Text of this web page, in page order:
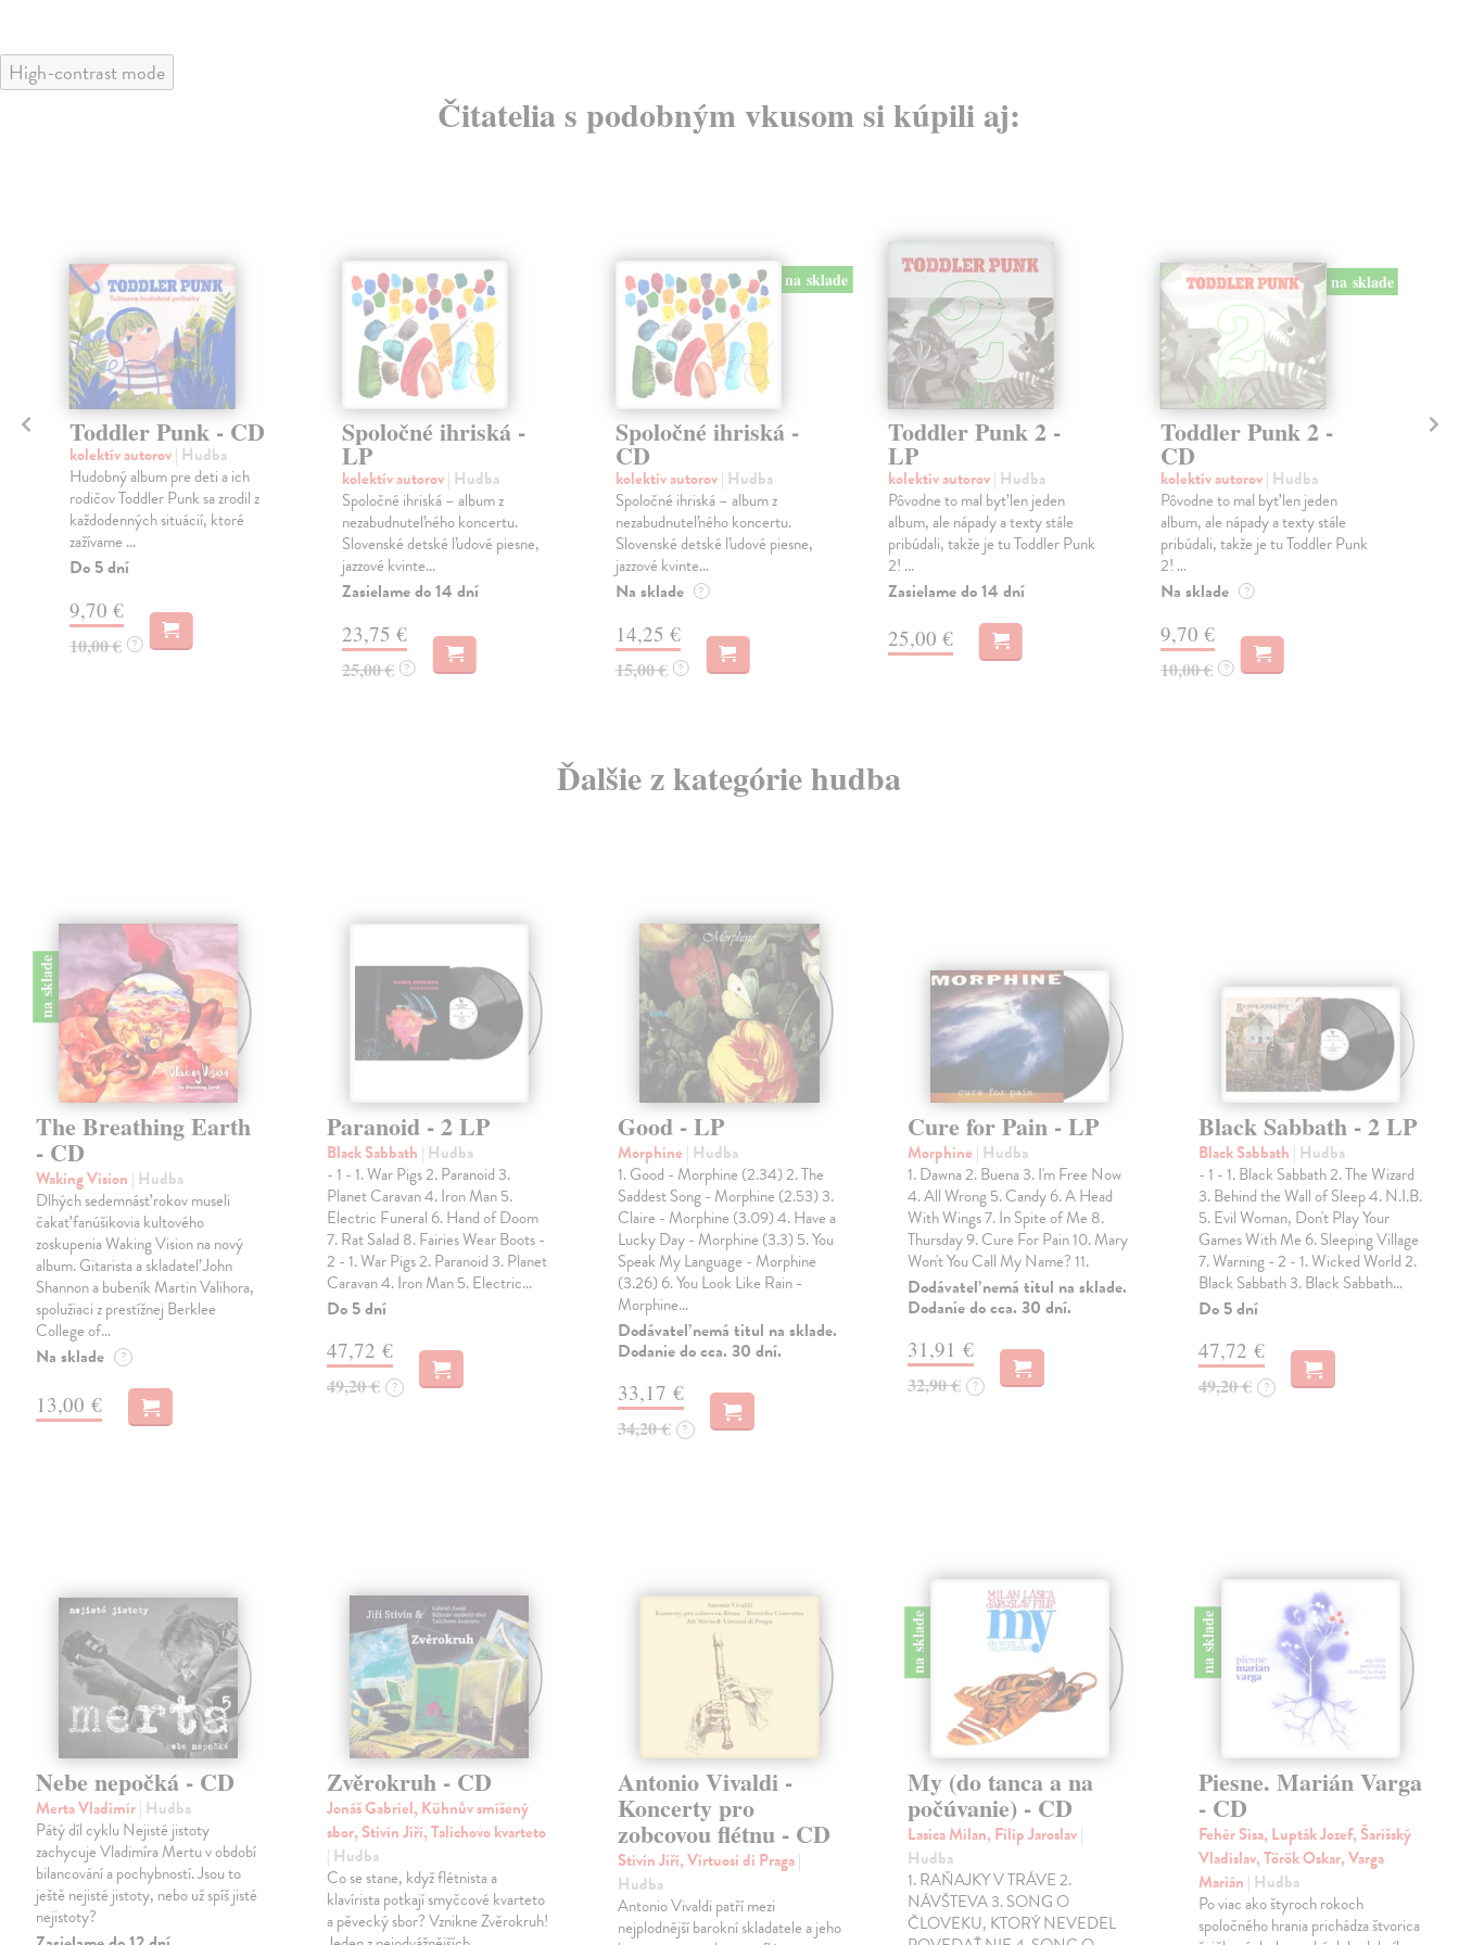
High-contrast mode
Čitatelia s podobným vkusom si kúpili aj:
Toddler Punk - CD
kolektív autorov| Hudba
Hudobný album pre deti a ich
rodičov Toddler Punk sa zrodil z
každodenných situácií, ktoré
zažívame ...
Do 5 dní
9,70 €
10,00 € ?
Spoločné ihriská -
LP
kolektív autorov| Hudba
Spoločné ihriská – album z
nezabudnuteľného koncertu.
Slovenské detské ľudové piesne,
jazzové kvinte...
Zasielame do 14 dní
23,75 €
25,00 € ?
na sklade
Spoločné ihriská -
CD
kolektív autorov| Hudba
Spoločné ihriská – album z
nezabudnuteľného koncertu.
Slovenské detské ľudové piesne,
jazzové kvinte...
Na sklade ?
14,25 €
15,00 € ?
Toddler Punk 2 -
LP
kolektív autorov| Hudba
Pôvodne to mal byť len jeden
album, ale nápady a texty stále
pribúdali, takže je tu Toddler Punk
2! ...
Zasielame do 14 dní
25,00 €
na sklade
Toddler Punk 2 -
CD
kolektív autorov| Hudba
Pôvodne to mal byť len jeden
album, ale nápady a texty stále
pribúdali, takže je tu Toddler Punk
2! ...
Na sklade ?
9,70 €
10,00 € ?
Ďalšie z kategórie hudba
na sklade
The Breathing Earth
- CD
Waking Vision | Hudba
Dlhých sedemnásť rokov museli
čakať fanúšikovia kultového
zoskupenia Waking Vision na nový
album. Gitarista a skladateľ John
Shannon a bubeník Martin Valihora,
spolužiaci z prestížnej Berklee
College of…
Na sklade ?
13,00 €
Paranoid - 2 LP
Black Sabbath | Hudba
- 1 - 1. War Pigs 2. Paranoid 3.
Planet Caravan 4. Iron Man 5.
Electric Funeral 6. Hand of Doom
7. Rat Salad 8. Fairies Wear Boots -
2 - 1. War Pigs 2. Paranoid 3. Planet
Caravan 4. Iron Man 5. Electric…
Do 5 dní
47,72 €
49,20 € ?
Good - LP
Morphine | Hudba
1. Good - Morphine (2.34) 2. The
Saddest Song - Morphine (2.53) 3.
Claire - Morphine (3.09) 4. Have a
Lucky Day - Morphine (3.3) 5. You
Speak My Language - Morphine
(3.26) 6. You Look Like Rain -
Morphine…
Dodávateľ nemá titul na sklade.
Dodanie do cca. 30 dní.
33,17 €
34,20 € ?
Cure for Pain - LP
Morphine | Hudba
1. Dawna 2. Buena 3. I'm Free Now
4. All Wrong 5. Candy 6. A Head
With Wings 7. In Spite of Me 8.
Thursday 9. Cure For Pain 10. Mary
Won't You Call My Name? 11.
Dodávateľ nemá titul na sklade.
Dodanie do cca. 30 dní.
31,91 €
32,90 € ?
Black Sabbath - 2 LP
Black Sabbath | Hudba
- 1 - 1. Black Sabbath 2. The Wizard
3. Behind the Wall of Sleep 4. N.I.B.
5. Evil Woman, Don't Play Your
Games With Me 6. Sleeping Village
7. Warning - 2 - 1. Wicked World 2.
Black Sabbath 3. Black Sabbath…
Do 5 dní
47,72 €
49,20 € ?
Nebe nepočká - CD
Merta Vladimír| Hudba
Pátý díl cyklu Nejisté jistoty
zachycuje Vladimíra Mertu v období
bilancování a pochybností. Jsou to
ještě nejisté jistoty, nebo už spíš jisté
nejistoty?
Zvěrokruh - CD
Jonáš Gabriel, Kühnův smíšený
sbor, Stivín Jiří, Talichovo kvarteto
| Hudba
Co se stane, když flétnista a
klavírista potkají smyčcové kvarteto
a pěvecký sbor? Vznikne Zvěrokruh!
Antonio Vivaldi -
Koncerty pro
zobcovou flétnu - CD
Stivín Jiří, Virtuosi di Praga|
Hudba
Antonio Vivaldi patří mezi
nejplodnější barokní skladatele a jeho
na sklade
My (do tanca a na
počúvanie) - CD
Lasica Milan, Filip Jaroslav|
Hudba
1. RAŇAJKY V TRÁVE 2.
NÁVŠTEVA 3. SONG O
ČLOVEKU, KTORÝ NEVEDEL
na sklade
Piesne. Marián Varga
- CD
Fehér Sisa, Lupták Jozef, Šarišský
Vladislav, Török Oskar, Varga
Marián | Hudba
Po viac ako štyroch rokoch
spoločného hrania prichádza štvorica